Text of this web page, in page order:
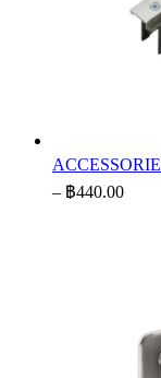
– ฿440.00Price